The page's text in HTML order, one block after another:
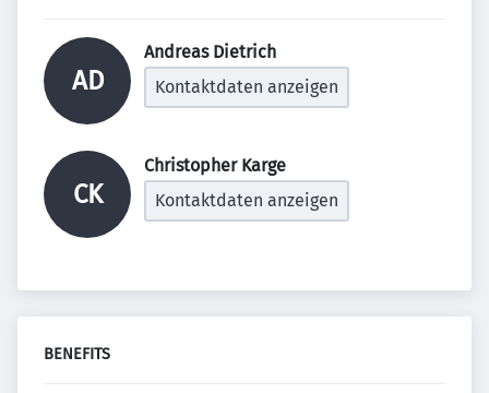
AD
Andreas Dietrich
Kontaktdaten anzeigen
CK
Christopher Karge
Kontaktdaten anzeigen
BENEFITS